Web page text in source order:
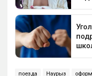
поезда Наурыз